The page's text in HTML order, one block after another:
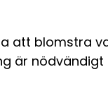
att blomstra
är